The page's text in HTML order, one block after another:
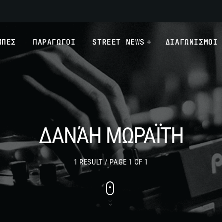
ΠΑΡΑΓΩΓΟΙ STREET NEWS ΔΙΑΓΩΝΙΣΜΟΙ
ΔΑΝΆΗ ΜΩΡΑΪΤΗ
1 RESULT / PAGE 1 OF 1